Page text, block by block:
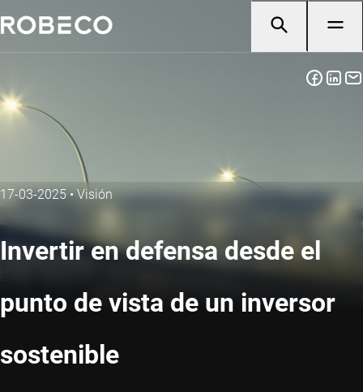
17-03-2025•Visión
Invertir en defensa desde el
punto de vista de un inversor
sostenible